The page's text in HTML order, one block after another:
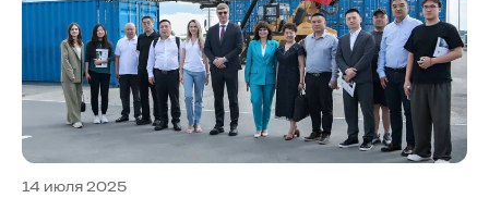
14 июля 2025